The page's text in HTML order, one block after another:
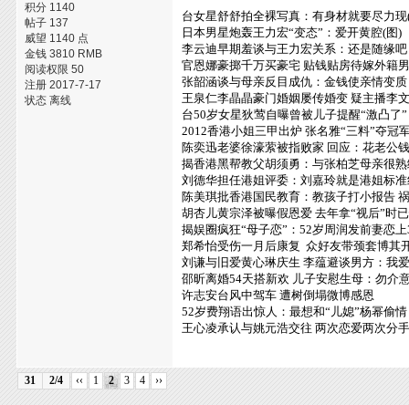
积分 1140
帖子 137
威望 1140 点
金钱 3810 RMB
阅读权限 50
注册 2017-7-17
状态 离线
台女星舒舒拍全裸写真：有身材就要尽力
日本男星炮轰王力宏“变态”：爱开黄腔(图)
李云迪早期羞谈与王力宏关系：还是随缘吧
官恩娜豪掷千万买豪宅 贴钱贴房待嫁外籍
张韶涵谈与母亲反目成仇：金钱使亲情变质
王泉仁李晶晶豪门婚姻屡传婚变 疑主播李
台50岁女星狄莺自曝曾被儿子提醒“激凸了”
2012香港小姐三甲出炉 张名雅“三料”夺冠
陈奕迅老婆徐濠萦被指败家 回应：花老公
揭香港黑帮教父胡须勇：与张柏芝母亲很
刘德华担任港姐评委：刘嘉玲就是港姐标
陈美琪批香港国民教育：教孩子打小报告
胡杏儿黄宗泽被曝假恩爱 去年拿“视后”时
揭娱圈疯狂“母子恋”：52岁周润发前妻恋
郑希怡受伤一月后康复 众好友带颈套博其
刘谦与旧爱黄心琳庆生 李蕴避谈男方：我
邵昕离婚54天搭新欢 儿子安慰生母：勿介
许志安台风中驾车 遭树倒塌微博感恩
52岁费翔语出惊人：最想和“儿媳”杨幂偷情
王心凌承认与姚元浩交往 两次恋爱两次分
31 2/4 ‹‹ 1 2 3 4 ››